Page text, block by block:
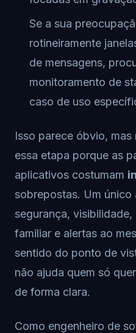
Se a sua
rotineiramente
de mensagens,
monitoramento de
caso de uso
Isso parece óbvio, mas
essa etapa porque as
aplicativos costumam
sobrepostas. Um
segurança,
familiar e alertas ao
sentido do ponto de
não ajuda quem só
de forma clara.
Como engenheiro de